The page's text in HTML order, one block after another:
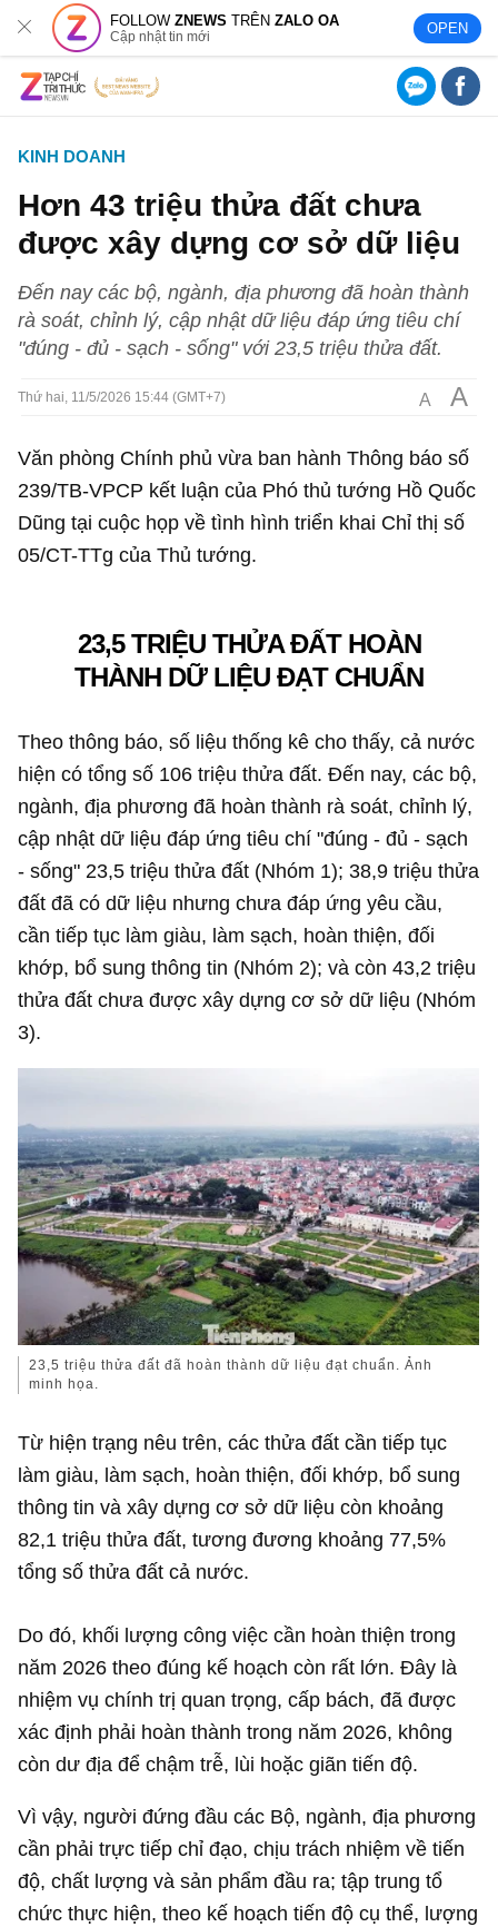
FOLLOWZNEWS TRÊNZALO OA
Cập nhật tin mới OPEN
KINH DOANH
Hơn 43 triệu thửa đất chưa
được xây dựng cơ sở dữ liệu
Đến nay các bộ, ngành, địa phương đã hoàn thành
rà soát, chỉnh lý, cập nhật dữ liệu đáp ứng tiêu chí
"đúng - đủ - sạch - sống" với 23,5 triệu thửa đất.
Thứ hai, 11/5/2026 15:44 (GMT+7) A A
Văn phòng Chính phủ vừa ban hành Thông báo số
239/TB-VPCP kết luận của Phó thủ tướng Hồ Quốc
Dũng tại cuộc họp về tình hình triển khai Chỉ thị số
05/CT-TTg của Thủ tướng.
23,5 TRIỆU THỬA ĐẤT HOÀN
THÀNH DỮ LIỆU ĐẠT CHUẨN
Theo thông báo, số liệu thống kê cho thấy, cả nước
hiện có tổng số 106 triệu thửa đất. Đến nay, các bộ,
ngành, địa phương đã hoàn thành rà soát, chỉnh lý,
cập nhật dữ liệu đáp ứng tiêu chí "đúng - đủ - sạch
- sống" 23,5 triệu thửa đất (Nhóm 1); 38,9 triệu thửa
đất đã có dữ liệu nhưng chưa đáp ứng yêu cầu,
cần tiếp tục làm giàu, làm sạch, hoàn thiện, đối
khớp, bổ sung thông tin (Nhóm 2); và còn 43,2 triệu
thửa đất chưa được xây dựng cơ sở dữ liệu (Nhóm
3).
23,5 triệu thửa đất đã hoàn thành dữ liệu đạt chuẩn. Ảnh
minh họa.
Từ hiện trạng nêu trên, các thửa đất cần tiếp tục
làm giàu, làm sạch, hoàn thiện, đối khớp, bổ sung
thông tin và xây dựng cơ sở dữ liệu còn khoảng
82,1 triệu thửa đất, tương đương khoảng 77,5%
tổng số thửa đất cả nước.
Do đó, khối lượng công việc cần hoàn thiện trong
năm 2026 theo đúng kế hoạch còn rất lớn. Đây là
nhiệm vụ chính trị quan trọng, cấp bách, đã được
xác định phải hoàn thành trong năm 2026, không
còn dư địa để chậm trễ, lùi hoặc giãn tiến độ.
Vì vậy, người đứng đầu các Bộ, ngành, địa phương
cần phải trực tiếp chỉ đạo, chịu trách nhiệm về tiến
độ, chất lượng và sản phẩm đầu ra; tập trung tổ
chức thực hiện, theo kế hoạch tiến độ cụ thể, lượng